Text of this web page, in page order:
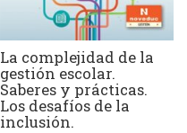
La complejidad de la
gestión escolar.
Saberes y prácticas.
Los desafíos de la
inclusión.